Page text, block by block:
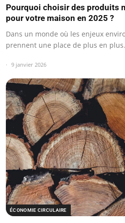
Pourquoi choisir des produits
pour votre maison en 2025 ?
Dans un monde où les enjeux
prennent une place de plus en
9 janvier 2026
ÉCONOMIE CIRCULAIRE